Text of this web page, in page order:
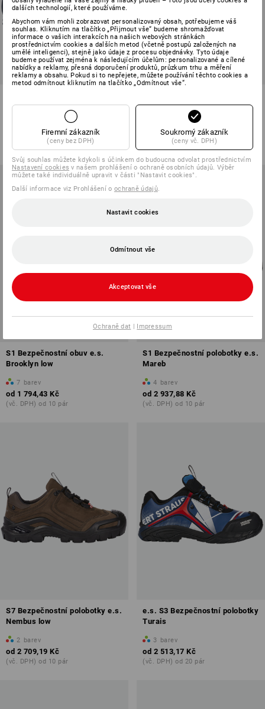
Spes II low
2 611,18 Kč
(vč. DPH) od 10 pár
e.s. Kufstein high
3 917,98 Kč
(vč. DPH) od 10 pár
S1 Bezpečnostní obuv e.s.
Brooklyn low
7 barev
od 1 794,43 Kč
(vč. DPH) od 10 pár
S1 Bezpečnostní polobotky e.s.
Mareb
4 barev
od 2 937,88 Kč
(vč. DPH) od 10 pár
S7 Bezpečnostní polobotky e.s.
Nembus low
2 barev
od 2 709,19 Kč
(vč. DPH) od 10 pár
e.s. S3 Bezpečnostní polobotky
Turais
3 barev
od 2 513,17 Kč
(vč. DPH) od 20 pár
dalších technologií, které používáme.
Abychom vám mohli zobrazovat personalizovaný obsah, potřebujeme váš
souhlas. Kliknutím na tlačítko „Přijmout vše“ budeme shromažďovat
informace o vašich interakcích na našich webových stránkách
prostřednictvím cookies a dalších metod (včetně postupů založených na
umělé inteligenci), stejně jako údaje z procesu objednávky. Tyto údaje
budeme používat zejména k následujícím účelům: personalizované a cílené
nabídky a reklamy, přesná doporučení produktů, průzkum trhu a měření
reklamy a obsahu. Pokud si to nepřejete, můžete používání těchto cookies a
metod odmítnout kliknutím na tlačítko „Odmítnout vše“.
Firemní zákazník
(ceny bez DPH)
Soukromý zákazník
(ceny vč. DPH)
Svůj souhlas můžete kdykoli s účinkem do budoucna odvolat prostřednictvím
Nastavení cookies v našem prohlášení o ochraně osobních údajů. Výběr
můžete také individuálně upravit v části "Nastavit cookies".
Další informace viz Prohlášení o ochraně údajů.
Nastavit cookies
Odmítnout vše
Akceptovat vše
Ochraně dat | Impressum